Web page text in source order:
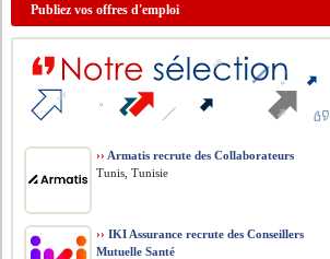
Publiez vos offres d'emploi
›› Armatis recrute des Collaborateurs
Tunis, Tunisie
›› IKI Assurance recrute des Conseillers
Mutuelle Santé